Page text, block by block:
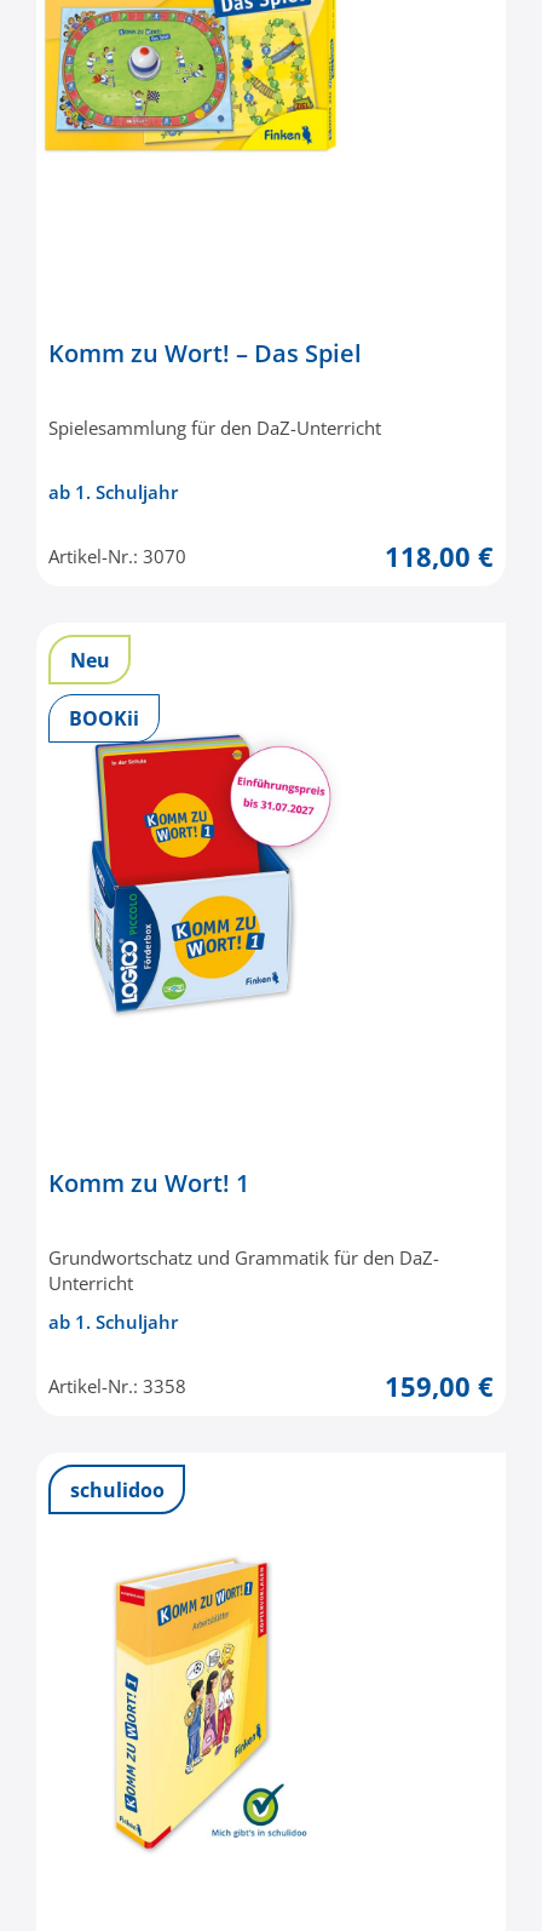
Komm zu Wort! – Das Spiel
Spielesammlung für den DaZ-Unterricht
ab 1. Schuljahr
Artikel-Nr.: 3070 118,00 €
Neu
BOOKii
Komm zu Wort! 1
Grundwortschatz und Grammatik für den DaZ-
Unterricht
ab 1. Schuljahr
Artikel-Nr.: 3358 159,00 €
schulidoo